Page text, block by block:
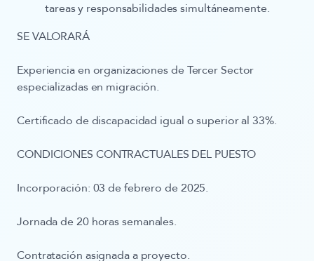
tareas y responsabilidades simultáneamente.
SE VALORARÁ
Experiencia en organizaciones de Tercer Sector
especializadas en migración.
Certificado de discapacidad igual o superior al 33%.
CONDICIONES CONTRACTUALES DEL PUESTO
Incorporación: 03 de febrero de 2025.
Jornada de 20 horas semanales.
Contratación asignada a proyecto.